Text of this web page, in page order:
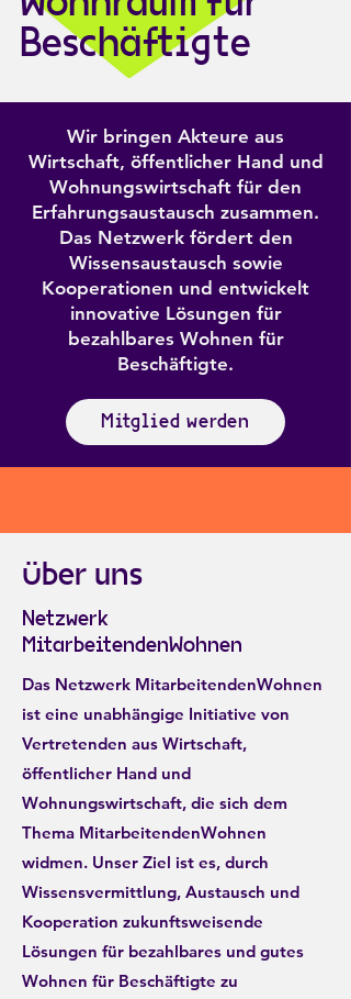
Beschäftigte
Wir bringen Akteure aus
Wirtschaft, öffentlicher Hand und
Wohnungswirtschaft für den
Erfahrungsaustausch zusammen.
Das Netzwerk fördert den
Wissensaustausch sowie
Kooperationen und entwickelt
innovative Lösungen für
bezahlbares Wohnen für
Beschäftigte.
Mitglied werden
Über uns
Netzwerk
MitarbeitendenWohnen
Das Netzwerk MitarbeitendenWohnen
ist eine unabhängige Initiative von
Vertretenden aus Wirtschaft,
öffentlicher Hand und
Wohnungswirtschaft, die sich dem
Thema MitarbeitendenWohnen
widmen. Unser Ziel ist es, durch
Wissensvermittlung, Austausch und
Kooperation zukunftsweisende
Lösungen für bezahlbares und gutes
Wohnen für Beschäftigte zu